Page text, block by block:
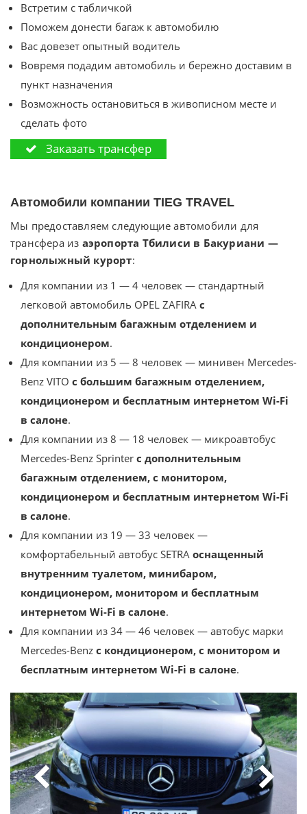
Встретим с табличкой
Поможем донести багаж к автомобилю
Вас довезет опытный водитель
Вовремя подадим автомобиль и бережно доставим в
пункт назначения
Возможность остановиться в живописном месте и
сделать фото
Заказать трансфер
Автомобили компании TIEG TRAVEL
Мы предоставляем следующие автомобили для
трансфера из аэропорта Тбилиси в Бакуриани —
горнолыжный курорт:
Для компании из 1 — 4 человек — стандартный
легковой автомобиль OPEL ZAFIRA с
дополнительным багажным отделением и
кондиционером.
Для компании из 5 — 8 человек — минивен Mercedes-
Benz VITO с большим багажным отделением,
кондиционером и бесплатным интернетом Wi-Fi
в салоне.
Для компании из 8 — 18 человек — микроавтобус
Mercedes-Benz Sprinter с дополнительным
багажным отделением, с монитором,
кондиционером и бесплатным интернетом Wi-Fi
в салоне.
Для компании из 19 — 33 человек —
комфортабельный автобус SETRA оснащенный
внутренним туалетом, минибаром,
кондиционером, монитором и бесплатным
интернетом Wi-Fi в салоне.
Для компании из 34 — 46 человек — автобус марки
Mercedes-Benz с кондиционером, с монитором и
бесплатным интернетом Wi-Fi в салоне.